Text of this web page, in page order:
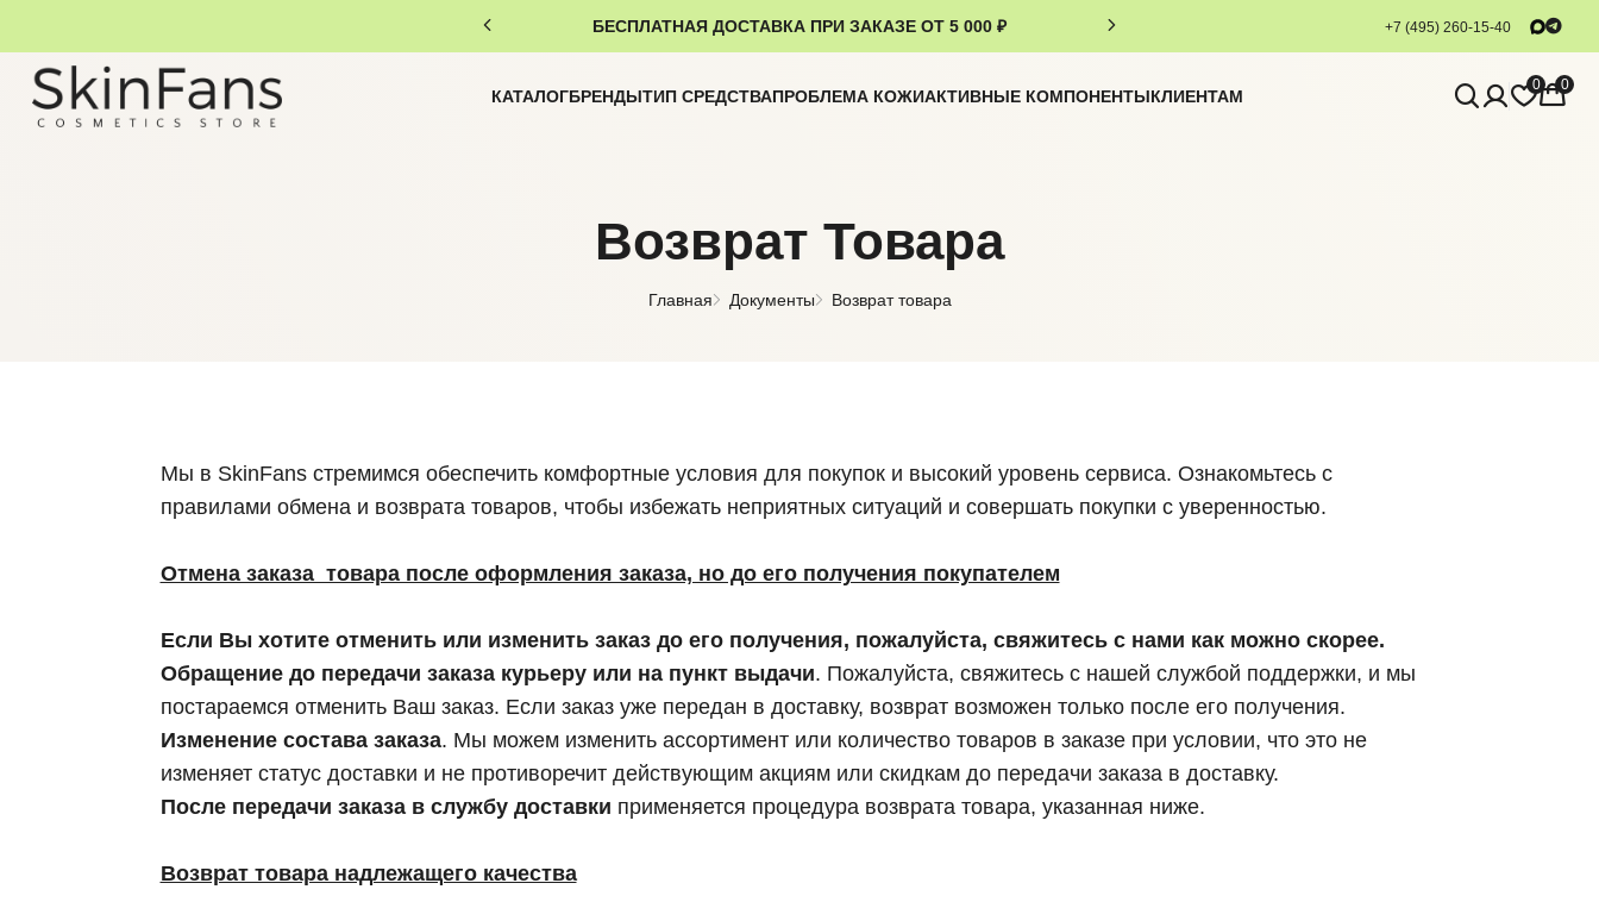
БЕСПЛАТНАЯ ДОСТАВКА ПРИ ЗАКАЗЕ ОТ 5 000 ₽ +7 (495) 260-15-40
КАТАЛОГБРЕНДЫТИП СРЕДСТВАПРОБЛЕМА КОЖИАКТИВНЫЕ КОМПОНЕНТЫКЛИЕНТАМ
0 0
Возврат Товара
Главная Документы Возврат товара
Мы в SkinFans стремимся обеспечить комфортные условия для покупок и высокий уровень сервиса. Ознакомьтесь с
правилами обмена и возврата товаров, чтобы избежать неприятных ситуаций и совершать покупки с уверенностью.
Отмена заказа товара после оформления заказа, но до его получения покупателем
Если Вы хотите отменить или изменить заказ до его получения, пожалуйста, свяжитесь с нами как можно скорее.
Обращение до передачи заказа курьеру или на пункт выдачи. Пожалуйста, свяжитесь с нашей службой поддержки, и мы
постараемся отменить Ваш заказ. Если заказ уже передан в доставку, возврат возможен только после его получения.
Изменение состава заказа. Мы можем изменить ассортимент или количество товаров в заказе при условии, что это не
изменяет статус доставки и не противоречит действующим акциям или скидкам до передачи заказа в доставку.
После передачи заказа в службу доставки применяется процедура возврата товара, указанная ниже.
Возврат товара надлежащего качества